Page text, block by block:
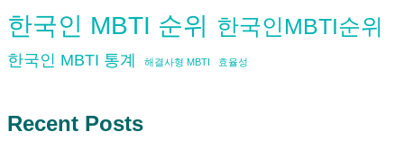
한국인 MBTI 순위 한국인MBTI순위
한국인 MBTI 통계 해결사형 MBTI 효율성
Recent Posts